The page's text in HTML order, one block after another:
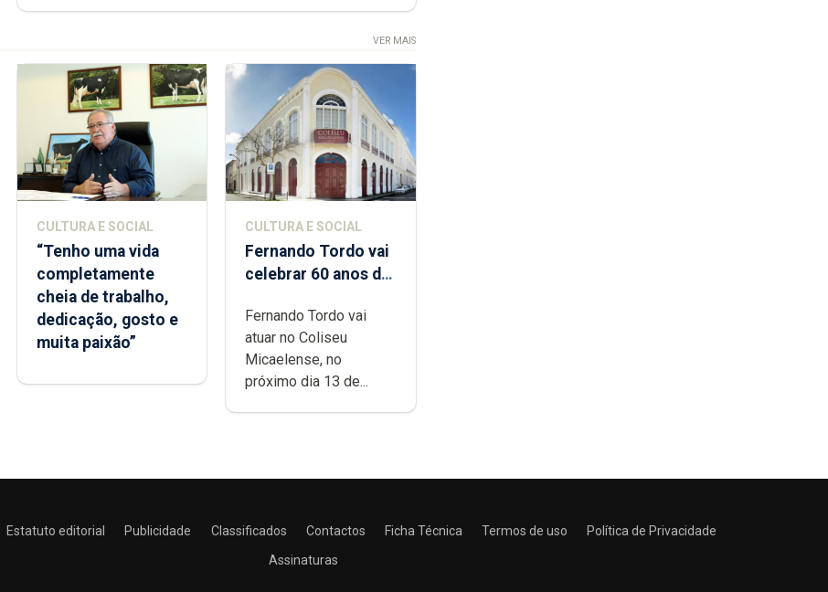
VER MAIS
CULTURA E SOCIAL
“Tenho uma vida
completamente
cheia de trabalho,
dedicação, gosto e
muita paixão”
CULTURA E SOCIAL
Fernando Tordo vai
celebrar 60 anos de
Micaelense
Fernando Tordo vai
atuar no Coliseu
Micaelense, no
próximo dia 13 de...
Estatuto editorial Publicidade Classificados Contactos Ficha Técnica Termos de uso
Política de Privacidade
Assinaturas